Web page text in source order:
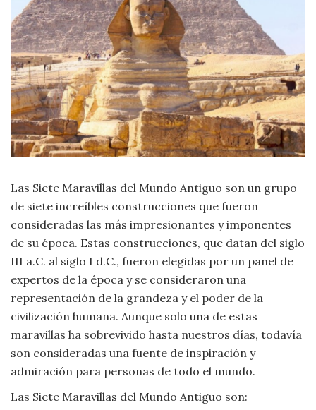
Criminología
Deporte
Economía
Gastronomía
Lenguaje
Leyes
Literatura
Moda
y
Tendencias
Naturaleza
Las Siete Maravillas del Mundo Antiguo son un grupo
de siete increíbles construcciones que fueron
consideradas las más impresionantes y imponentes
de su época. Estas construcciones, que datan del siglo
III a.C. al siglo I d.C., fueron elegidas por un panel de
expertos de la época y se consideraron una
representación de la grandeza y el poder de la
civilización humana. Aunque solo una de estas
maravillas ha sobrevivido hasta nuestros días, todavía
son consideradas una fuente de inspiración y
admiración para personas de todo el mundo.
Las Siete Maravillas del Mundo Antiguo son: